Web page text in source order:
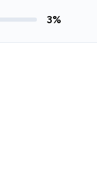
3%